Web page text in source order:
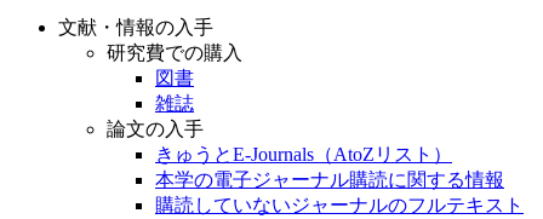
文献・情報の入手
研究費での購入
図書
雑誌
論文の入手
きゅうとE-Journals（AtoZリスト）
本学の電子ジャーナル購読に関する情報
購読していないジャーナルのフルテキスト